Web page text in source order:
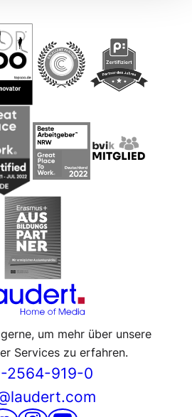
um mehr über unsere
Services zu erfahren.
2564-919-0